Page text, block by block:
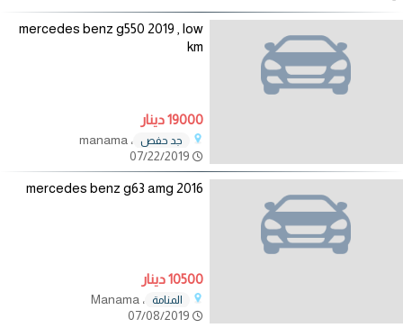
mercedes benz g550 2019 , low
km
19000 دينار
جد حفص ، manama
2016 mercedes benz g63 amg
10500 دينار
المنامة
، Manama